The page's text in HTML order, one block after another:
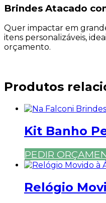
Brindes Atacado
Quer impactar em
itens personalizáveis,
orçamento.
Produtos
Kit Banho
PEDIR
Relógio